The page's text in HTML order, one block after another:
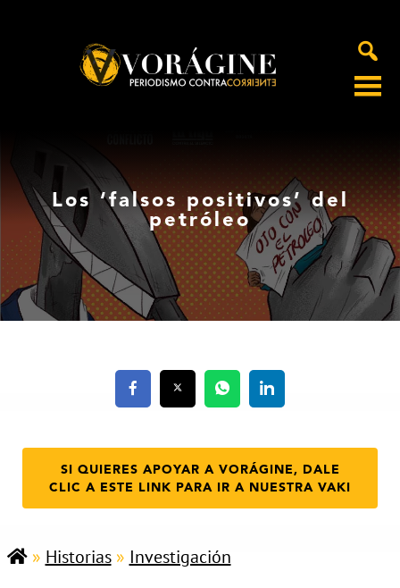
Los ‘falsos positivos’ del
petróleo
SI QUIERES APOYAR A VORÁGINE, DALE
CLIC A ESTE LINK PARA IR A NUESTRA VAKI
» Historias» Investigación